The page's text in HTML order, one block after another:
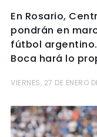
En Rosario,
pondrán en
fútbol
Boca hará lo
VIERNES, 27 DE ENERO